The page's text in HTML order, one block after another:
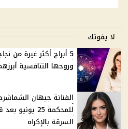
لا يفوتك
5 أبراج أكثر غيرة من
وروحها التنافسية
الفنانة جيهان
للمحكمة 25
السرقة بالإكراه